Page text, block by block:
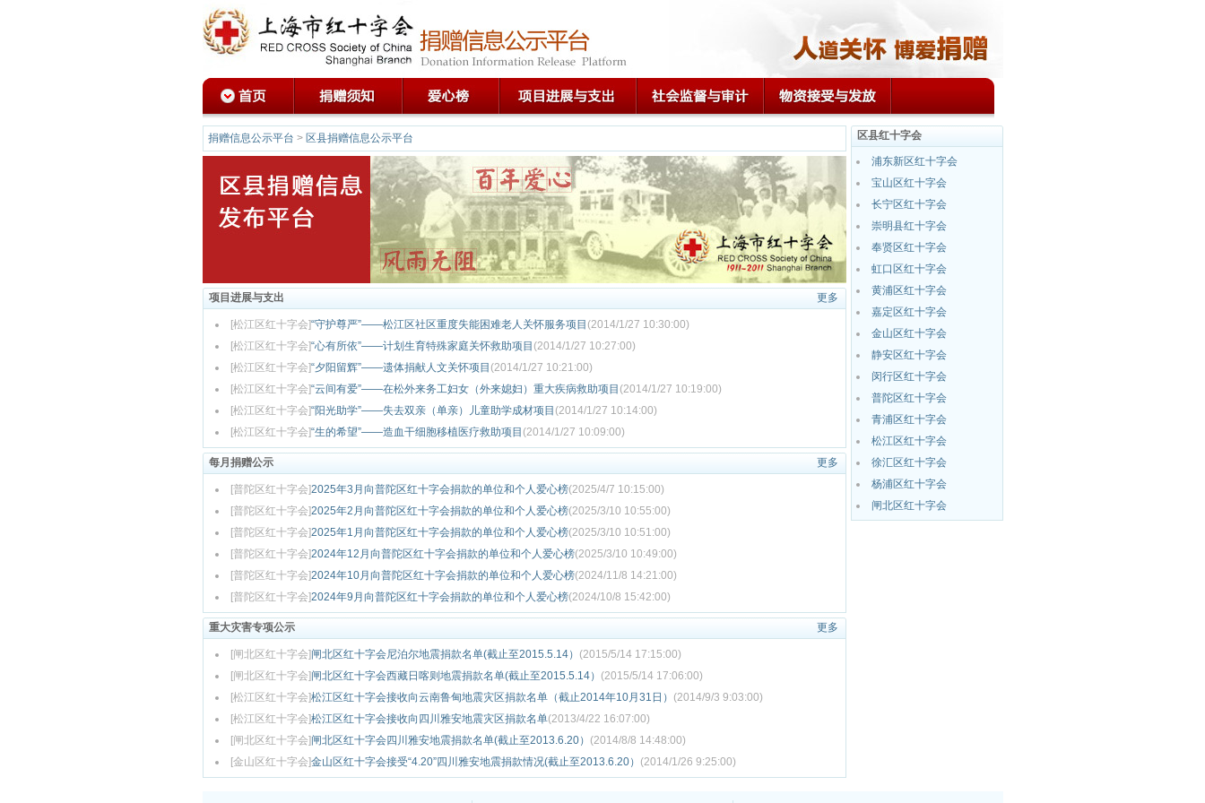
捐赠信息公示平台 > 区县捐赠信息公示平台
项目进展与支出 更多
[松江区红十字会]“守护尊严”——松江区社区重度失能困难老人关怀服务项目 (2014/1/27 10:30:00)
[松江区红十字会]“心有所依”——计划生育特殊家庭关怀救助项目 (2014/1/27 10:27:00)
[松江区红十字会]“夕阳留辉”——遗体捐献人文关怀项目 (2014/1/27 10:21:00)
[松江区红十字会]“云间有爱”——在松外来务工妇女（外来媳妇）重大疾病救助项目 (2014/1/27 10:19:00)
[松江区红十字会]“阳光助学”——失去双亲（单亲）儿童助学成材项目 (2014/1/27 10:14:00)
[松江区红十字会]“生的希望”——造血干细胞移植医疗救助项目 (2014/1/27 10:09:00)
每月捐赠公示 更多
[普陀区红十字会]2025年3月向普陀区红十字会捐款的单位和个人爱心榜(2025/4/7 10:15:00)
[普陀区红十字会]2025年2月向普陀区红十字会捐款的单位和个人爱心榜(2025/3/10 10:55:00)
[普陀区红十字会]2025年1月向普陀区红十字会捐款的单位和个人爱心榜(2025/3/10 10:51:00)
[普陀区红十字会]2024年12月向普陀区红十字会捐款的单位和个人爱心榜(2025/3/10 10:49:00)
[普陀区红十字会]2024年10月向普陀区红十字会捐款的单位和个人爱心榜(2024/11/8 14:21:00)
[普陀区红十字会]2024年9月向普陀区红十字会捐款的单位和个人爱心榜(2024/10/8 15:42:00)
重大灾害专项公示 更多
[闸北区红十字会]闸北区红十字会尼泊尔地震捐款名单(截止至2015.5.14） (2015/5/14 17:15:00)
[闸北区红十字会]闸北区红十字会西藏日喀则地震捐款名单(截止至2015.5.14） (2015/5/14 17:06:00)
[松江区红十字会]松江区红十字会接收向云南鲁甸地震灾区捐款名单（截止2014年10月31日） (2014/9/3 9:03:00)
[松江区红十字会]松江区红十字会接收向四川雅安地震灾区捐款名单(2013/4/22 16:07:00)
[闸北区红十字会]闸北区红十字会四川雅安地震捐款名单(截止至2013.6.20） (2014/8/8 14:48:00)
[金山区红十字会]金山区红十字会接受“4.20”四川雅安地震捐款情况(截止至2013.6.20） (2014/1/26 9:25:00)
区县红十字会
浦东新区红十字会
宝山区红十字会
长宁区红十字会
崇明县红十字会
奉贤区红十字会
虹口区红十字会
黄浦区红十字会
嘉定区红十字会
金山区红十字会
静安区红十字会
闵行区红十字会
普陀区红十字会
青浦区红十字会
松江区红十字会
徐汇区红十字会
杨浦区红十字会
闸北区红十字会